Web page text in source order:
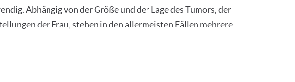
Abhängig von der Größe und der Lage des Tumors, der
der Frau, stehen in den allermeisten Fällen mehrere